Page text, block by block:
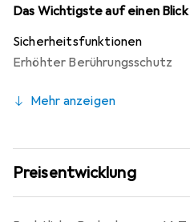
Das Wichtigste auf einen Blick
Sicherheitsfunktionen
Erhöhter Berührungsschutz
Mehr anzeigen
Preisentwicklung